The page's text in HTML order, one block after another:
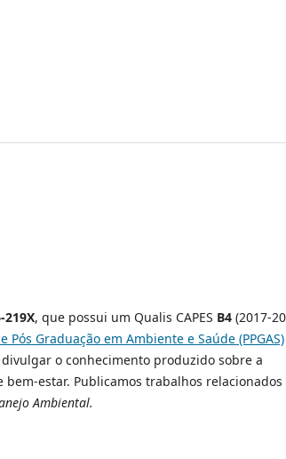
219X, que possui um Qualis CAPES B4 (2017-
Pós Graduação em Ambiente e Saúde (PPGAS)
o conhecimento produzido sobre a
estar. Publicamos trabalhos relacionados
Ambiental.